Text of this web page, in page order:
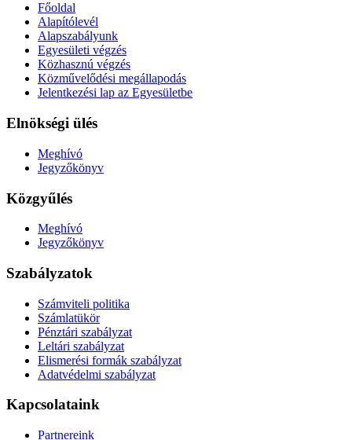
Főoldal
Alapítólevél
Alapszabályunk
Egyesületi végzés
Közhasznú végzés
Közművelődési megállapodás
Jelentkezési lap az Egyesületbe
Elnökségi ülés
Meghívó
Jegyzőkönyv
Közgyűlés
Meghívó
Jegyzőkönyv
Szabályzatok
Számviteli politika
Számlatükör
Pénztári szabályzat
Leltári szabályzat
Elismerési formák szabályzat
Adatvédelmi szabályzat
Kapcsolataink
Partnereink